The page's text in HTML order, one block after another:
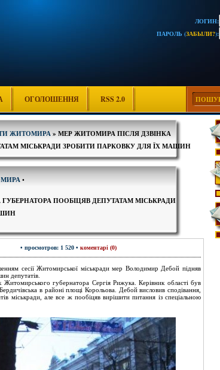
ЛОГИН:
ПАРОЛЬ (ЗАБЫЛИ?):
ОГОЛОШЕННЯ RSS 2.0
ЖИТОМИРА» МЕР ЖИТОМИРА ПІСЛЯ ДЗВІНКА
МІСЬКРАДИ ЗРОБИТИ ПАРКОВКУ ДЛЯ ЇХ МАШИН
•
ПООБІЦЯВ ДЕПУТАТАМ МІСЬКРАДИ
• просмотров: 1 520 • коментарі (0)
сесії Житомирської міськради мер Володимир Дебой підняв
депутатів.
губернатора Сергія Рижука. Керівник області був
в районі площі Корольова. Дебой висловив сподівання,
міськради, але все ж пообіцяв вирішити питання із спеціальною